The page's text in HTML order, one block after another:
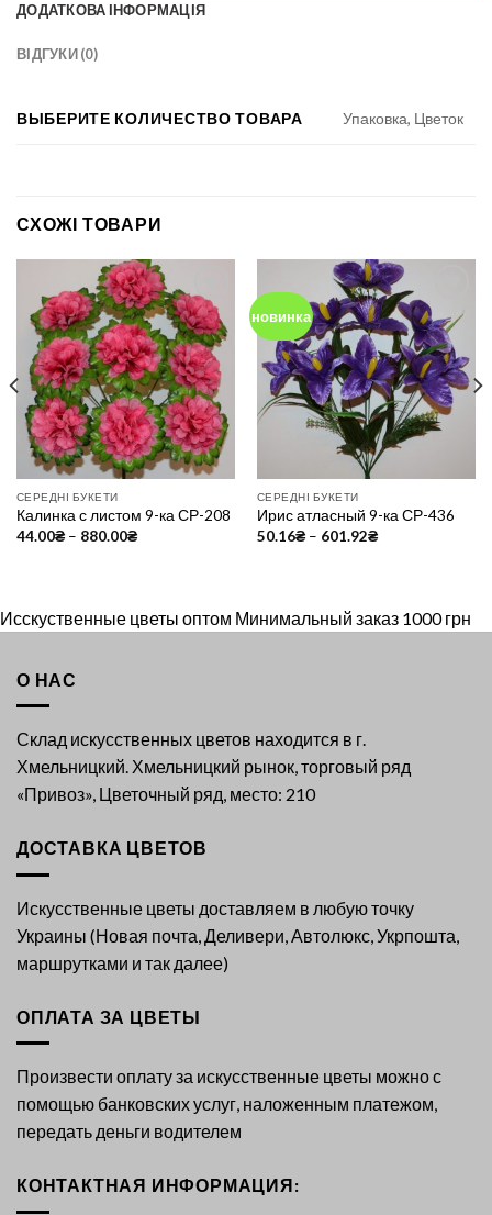
ДОДАТКОВА ІНФОРМАЦІЯ
ВІДГУКИ (0)
ВЫБЕРИТЕ КОЛИЧЕСТВО ТОВАРА Упаковка, Цветок
СХОЖІ ТОВАРИ
Add to
Wishlist
СЕРЕДНІ БУКЕТИ
Калинка с листом 9-ка СР-208
44.00₴– 880.00₴
новинка
Add to
Wishlist
СЕРЕДНІ БУКЕТИ
Ирис атласный 9-ка СР-436
50.16₴– 601.92₴
Исскуственные цветы оптом Минимальный заказ 1000 грн
О НАС
Склад искусственных цветов находится в г.
Хмельницкий. Хмельницкий рынок, торговый ряд
«Привоз», Цветочный ряд, место: 210
ДОСТАВКА ЦВЕТОВ
Искусственные цветы доставляем в любую точку
Украины (Новая почта, Деливери, Автолюкс, Укрпошта,
маршрутками и так далее)
ОПЛАТА ЗА ЦВЕТЫ
Произвести оплату за искусственные цветы можно с
помощью банковских услуг, наложенным платежом,
передать деньги водителем
КОНТАКТНАЯ ИНФОРМАЦИЯ: